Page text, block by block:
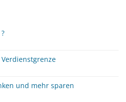
und mehr sparen